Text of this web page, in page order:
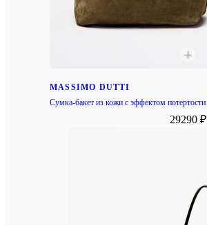
MASSIMO DUTTI
Сумка-бакет из кожи с эффектом потертости
29290 ₽